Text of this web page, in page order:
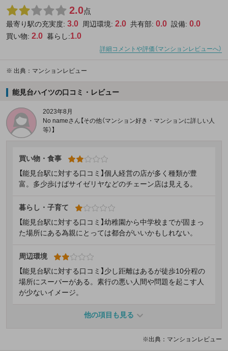
2.0点
最寄り駅の充実度: 3.0 周辺環境: 2.0 共有部: 0.0 設備: 0.0
買い物: 2.0 暮らし:1.0
詳細コメントや評価（マンションレビューへ）
※ 出典：マンションレビュー
能見台ハイツの口コミ・レビュー
2023年8月
No nameさん【その他（マンション好き・マンションに詳しい人
等）】
買い物・食事
【能見台駅に対する口コミ】個人経営の店が多く種類が豊
富。多少歩けばサイゼリヤなどのチェーン店は見える。
暮らし・子育て
【能見台駅に対する口コミ】幼稚園から中学校までが固まっ
た場所にある為親にとっては都合がいいかもしれない。
周辺環境
【能見台駅に対する口コミ】少し距離はあるが徒歩10分程の
場所にスーパーがある。素行の悪い人間や問題を起こす人
が少ないイメージ。
他の項目も見る
※出典：マンションレビュー